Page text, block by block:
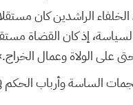
الراشدين كان
إذ كان القضاة
على الولاة وعمال
الساسة وأرباب